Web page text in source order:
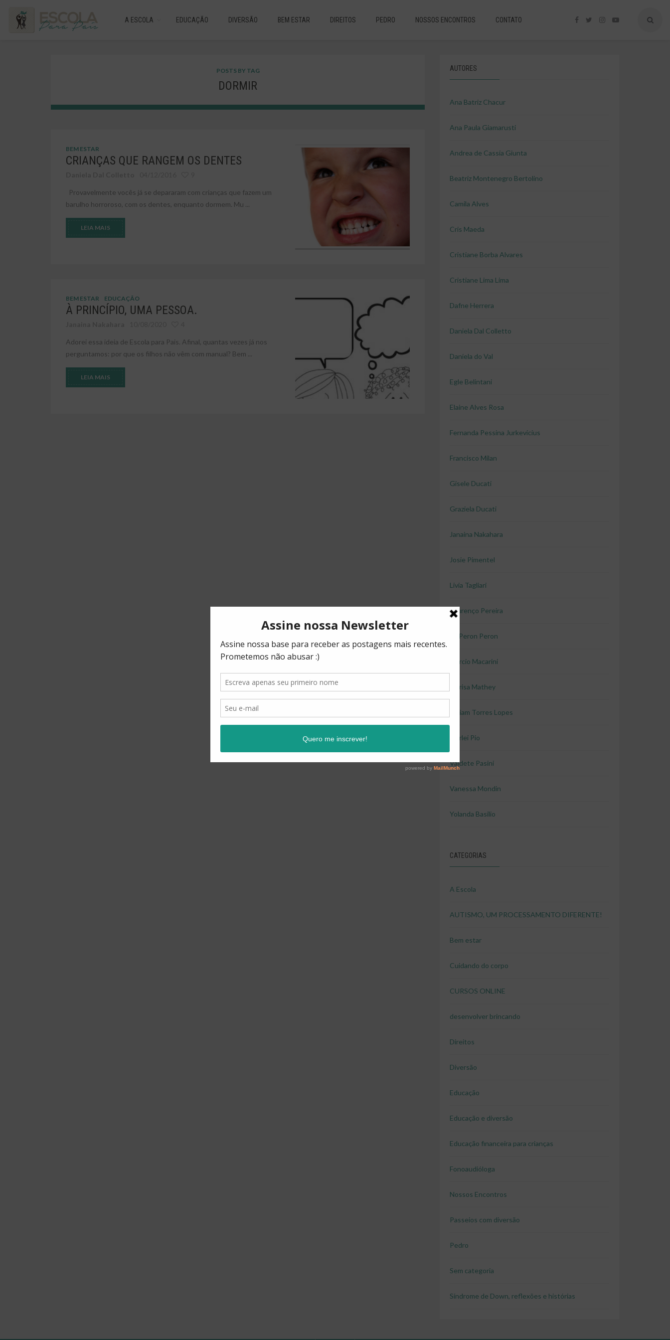
A ESCOLA EDUCAÇÃO DIVERSÃO BEM ESTAR DIREITOS PEDRO NOSSOS ENCONTROS CONTATO
POSTS BY TAG
DORMIR
BEM ESTAR
CRIANÇAS QUE RANGEM OS DENTES
Provavelmente vocês já se depararam com crianças que fazem um
barulho horroroso, com os dentes, enquanto dormem. Mu ...
LEIA MAIS
BEM ESTAR EDUCAÇÃO
À PRINCÍPIO, UMA PESSOA.
Adorei essa ideia de Escola para Pais. Afinal, quantas vezes já nos
perguntamos: por que os filhos não vêm com manual? Bem ...
LEIA MAIS
AUTORES
Ana Batriz Chacur
Ana Paula Giamarusti
Andrea de Cassia Giunta
Beatriz Montenegro Bertolino
Camila Alves
Cris Maeda
Cristiane Borba Alvares
Cristiane Lima Lima
Dafne Herrera
Daniela Dal Colletto
Daniela do Val
Egle Belintani
Elaine Alves Rosa
Fernanda Pessina Jurkevicius
Francisco Milan
Gisele Ducati
Graziela Ducati
Janaina Nakahara
Josie Pimentel
Livia Tagliari
Lourenço Pereira
Lu Peron Peron
Marcio Macarini
Marisa Mathey
Miriam Torres Lopes
Shirlei Pio
Valdete Pasini
Vanessa Mondin
Yolanda Basilio
CATEGORIAS
A Escola
AUTISMO, UM PROCESSAMENTO DIFERENTE!
Bem estar
Cuidando do corpo
CURSOS ONLINE
desenvolver brincando
Direitos
Diversão
Educação
Educação e diversão
Educação financeira para crianças
Fonoaudióloga
Nossos Encontros
Passeios com diversão
Pedro
Sem categoria
Síndrome de Down, reflexões e histórias